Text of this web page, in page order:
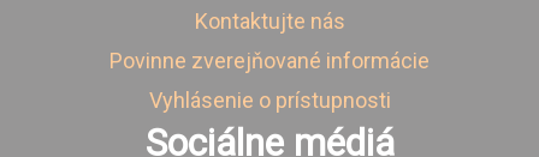
Kontaktujte nás
Povinne zverejňované informácie
Vyhlásenie o prístupnosti
Sociálne médiá